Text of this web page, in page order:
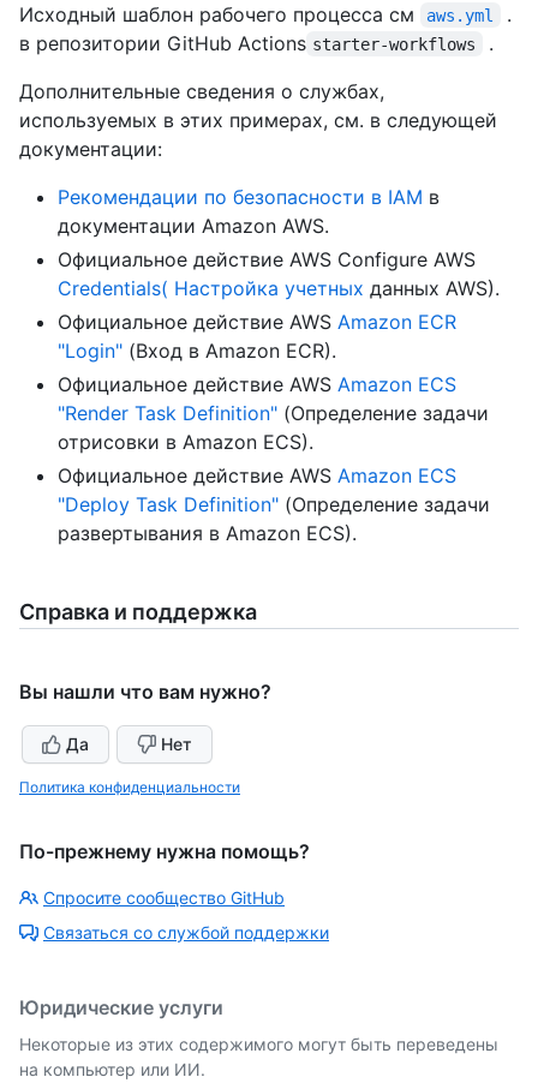
Исходный шаблон рабочего процесса см aws.yml
.
в репозитории GitHub Actions starter-workflows
.
Дополнительные сведения о службах,
используемых в этих примерах, см. в следующей
документации:
Рекомендации по безопасности в IAM в
документации Amazon AWS.
Официальное действие AWS Configure AWS
Credentials( Настройка учетных данных AWS).
Официальное действие AWS Amazon ECR
"Login" (Вход в Amazon ECR).
Официальное действие AWS Amazon ECS
"Render Task Definition" (Определение задачи
отрисовки в Amazon ECS).
Официальное действие AWS Amazon ECS
"Deploy Task Definition" (Определение задачи
развертывания в Amazon ECS).
Справка и поддержка
Вы нашли что вам нужно?
Да Нет
Политика конфиденциальности
По-прежнему нужна помощь?
Спросите сообщество GitHub
Связаться со службой поддержки
Юридические услуги
Некоторые из этих содержимого могут быть переведены
на компьютер или ИИ.